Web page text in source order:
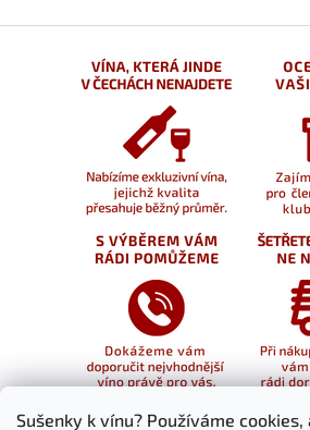
Sušenky k vínu? Používáme cookies,